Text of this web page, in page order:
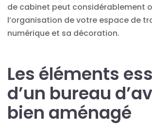
de cabinet peut considérablement
l’organisation de votre espace de
numérique et sa décoration.
Les éléments
d’un bureau
bien aménagé